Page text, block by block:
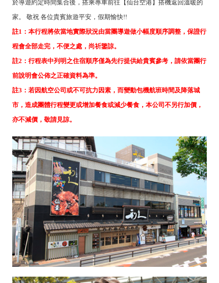
於導遊約定時間集合後，搭乘專車前往【仙台空港】搭機返回溫暖的
家。 敬祝 各位貴賓旅遊平安，假期愉快!!
註1：本行程將依當地實際狀況由當團導遊做小幅度順序調整，保證行
程會全部走完，不便之處，尚祈鑒諒。
註2：行程表中列明之住宿順序僅為先行提供給貴賓參考，請依當團行
前說明會公佈之正確資料為準。
註3：若因航空公司或不可抗力因素，而變動包機航班時間及降落城
市，造成團體行程變更或增加餐食或減少餐食，本公司不另行加價，
亦不減價，敬請見諒。